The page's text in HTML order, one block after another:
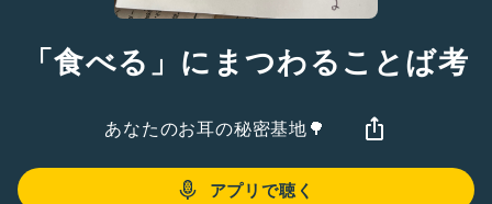
「食べる」にまつわることば考
あなたのお耳の秘密基地🌳
アプリで聴く